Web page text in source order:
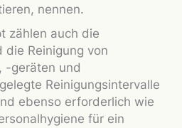
nennen.
zählen auch die
die Reinigung von
-geräten und
Reinigungsintervalle
ebenso erforderlich wie
für ein